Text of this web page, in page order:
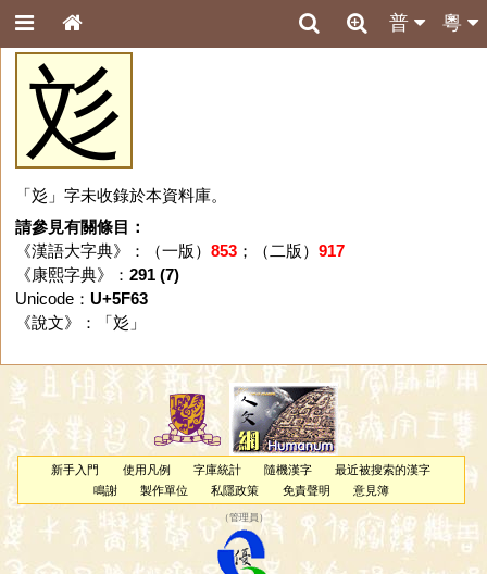
粵
普
彣
「彣」字未收錄於本資料庫。
請參見有關條目：
《漢語大字典》：（一版） 853；（二版） 917
《康熙字典》： 291 (7)
Unicode： U+5F63
《說文》：「 彣」
新手入門 使用凡例 字庫統計 隨機漢字
最近被搜索的漢字
鳴謝
製作單位 私隱政策 免責聲明 意見簿
（管理員 ）